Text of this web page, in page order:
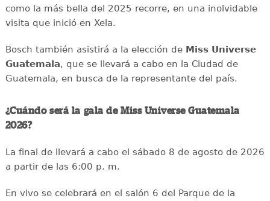
como la más bella del 2025 recorre, en una inolvidable
visita que inició en Xela.
Bosch también asistirá a la elección deMiss Universe
Guatemala, que se llevará a cabo en la Ciudad de
Guatemala, en busca de la representante del país.
¿Cuándo será la gala de Miss Universe Guatemala
2026?
La final de llevará a cabo el sábado 8 de agosto de 2026
a partir de las 6:00 p. m.
En vivo se celebrará en el salón 6 del Parque de la